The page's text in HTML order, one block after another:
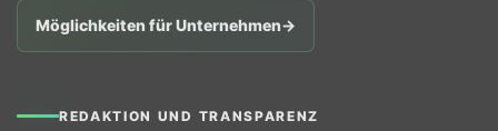
Möglichkeiten für Unternehmen→
REDAKTION UND TRANSPARENZ